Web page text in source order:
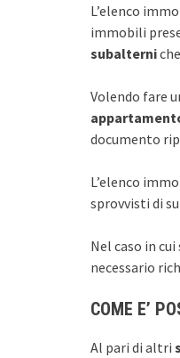
L’elenco
immobili
subalterni
Volendo fare
documento
L’elenco
sprovvisti di
Nel caso in
necessario
COME E’
Al pari di altri